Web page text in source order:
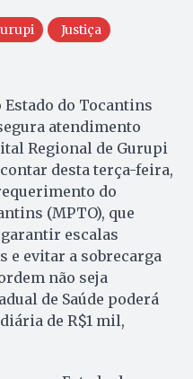
Justiça
Estado do Tocantins
atendimento
Regional de Gurupi
desta terça-feira,
do
(MPTO), que
escalas
e evitar a sobrecarga
não seja
de Saúde poderá
de R$1 mil,